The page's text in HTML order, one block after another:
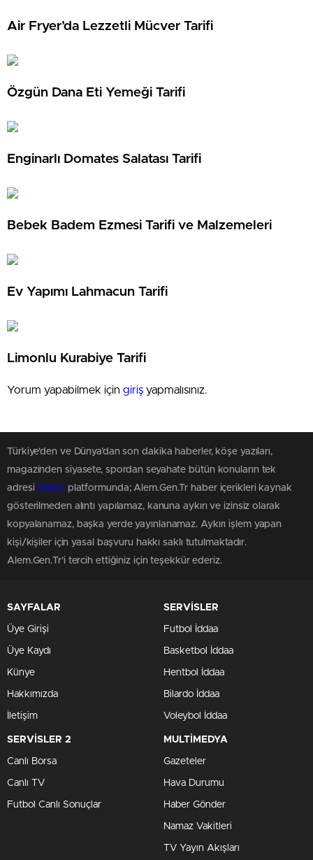
Air Fryer’da Lezzetli Mücver Tarifi
Özgün Dana Eti Yemeği Tarifi
Enginarlı Domates Salatası Tarifi
Bebek Badem Ezmesi Tarifi ve Malzemeleri
Ev Yapımı Lahmacun Tarifi
Limonlu Kurabiye Tarifi
Yorum yapabilmek için giriş yapmalısınız.
Türkiye'den ve Dünya’dan son dakika haberler, köşe yazıları,
magazinden siyasete, spordan seyahate bütün konuların tek
adresi Haberplatformunda; Alem.Gen.Tr haber içerikleri kaynak
gösterilmeden alıntı yapılamaz, kanuna aykırı ve izinsiz olarak
kopyalanamaz, başka yerde yayınlanamaz. Aykırı işlem yapan
kişi/kişiler için yasal başvuru hakkı saklı tutulmaktadır.
Alem.Gen.Tr'i tercih ettiğiniz için teşekkür ederiz.
SAYFALAR
Üye Girişi
Üye Kaydı
Künye
Hakkımızda
İletişim
SERVİSLER
Futbol İddaa
Basketbol İddaa
Hentbol İddaa
Bilardo İddaa
Voleybol İddaa
SERVİSLER 2
Canlı Borsa
Canlı TV
Futbol Canlı Sonuçlar
MULTİMEDYA
Gazeteler
Hava Durumu
Haber Gönder
Namaz Vakitleri
TV Yayın Akışları